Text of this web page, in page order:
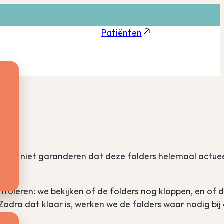
Patiënten
niet garanderen dat deze folders helemaal
we bekijken of de folders nog kloppen, en of
dat klaar is, werken we de folders waar nodig bij